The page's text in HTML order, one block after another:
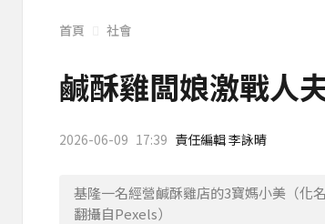
首頁 社會
鹹酥雞闆娘激戰人
2026-06-09 17:39 責任編輯 李詠晴
基隆一名經營鹹酥雞店的3寶媽小美（化
翻攝自Pexels）